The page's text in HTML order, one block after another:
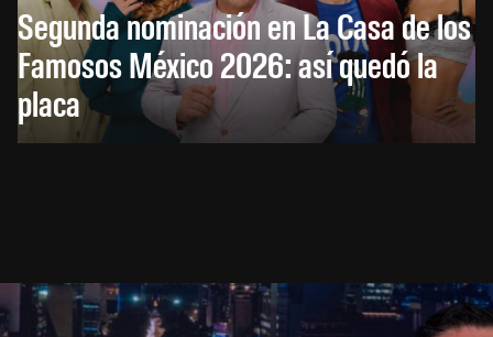
Segunda nominación en La Casa de los
Famosos México 2026: así quedó la
placa